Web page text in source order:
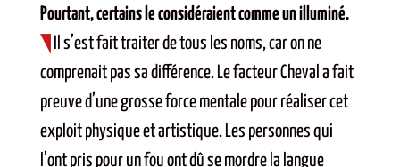
Pourtant, certains le considéraient comme un illuminé.
Il s’est fait traiter de tous les noms, car on ne
comprenait pas sa différence. Le facteur Cheval a fait
preuve d’une grosse force mentale pour réaliser cet
exploit physique et artistique. Les personnes qui
l’ont pris pour un fou ont dû se mordre la langue